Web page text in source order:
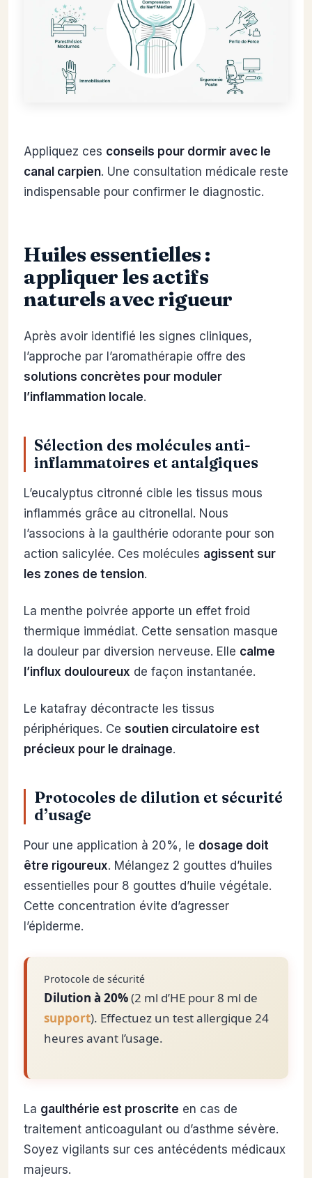
Appliquez ces conseils pour dormir avec le
canal carpien. Une consultation médicale reste
indispensable pour confirmer le diagnostic.
Huiles essentielles :
appliquer les actifs
naturels avec rigueur
Après avoir identifié les signes cliniques,
l’approche par l’aromathérapie offre des
solutions concrètes pour moduler
l’inflammation locale.
Sélection des molécules anti-
inflammatoires et antalgiques
L’eucalyptus citronné cible les tissus mous
inflammés grâce au citronellal. Nous
l’associons à la gaulthérie odorante pour son
action salicylée. Ces molécules agissent sur
les zones de tension.
La menthe poivrée apporte un effet froid
thermique immédiat. Cette sensation masque
la douleur par diversion nerveuse. Elle calme
l’influx douloureux de façon instantanée.
Le katafray décontracte les tissus
périphériques. Ce soutien circulatoire est
précieux pour le drainage.
Protocoles de dilution et sécurité
d’usage
Pour une application à 20%, le dosage doit
être rigoureux. Mélangez 2 gouttes d’huiles
essentielles pour 8 gouttes d’huile végétale.
Cette concentration évite d’agresser
l’épiderme.
Protocole de sécurité
Dilution à 20%(2 ml d’HE pour 8 ml de
support). Effectuez un test allergique 24
heures avant l’usage.
La gaulthérie est proscrite en cas de
traitement anticoagulant ou d’asthme sévère.
Soyez vigilants sur ces antécédents médicaux
majeurs.